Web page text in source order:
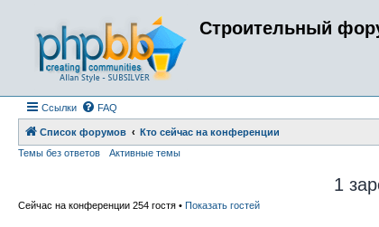
Строительный
Ссылки FAQ
Список форумов
Кто сейчас на конференции
Темы без ответов
Активные темы
1
Сейчас на конференции 254 гостя • Показать гостей